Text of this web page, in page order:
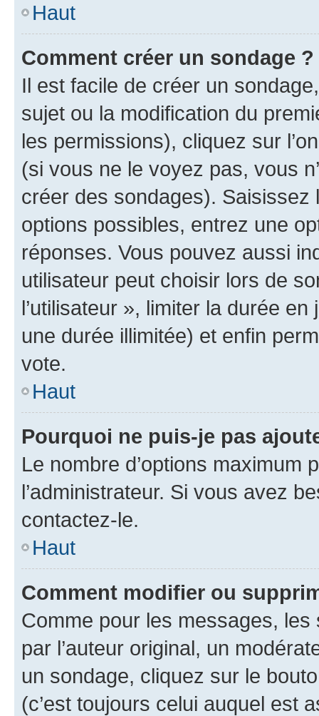
Haut
Comment créer un sondage ?
Il est facile de créer un
sujet ou la modification du
les permissions), cliquez sur
(si vous ne le voyez pas, vous
créer des sondages).
options possibles, entrez une
réponses. Vous pouvez aussi
utilisateur peut choisir lors de
l’utilisateur », limiter la durée
une durée illimitée) et enfin
vote.
Haut
Pourquoi ne puis-je pas
Le nombre d’options maximum
l’administrateur. Si vous avez
contactez-le.
Haut
Comment modifier ou
Comme pour les messages,
par l’auteur original, un
un sondage, cliquez sur le
(c’est toujours celui auquel est